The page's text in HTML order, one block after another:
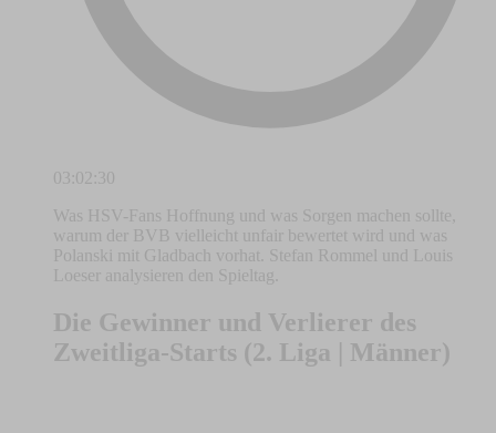
03:02:30
Was HSV-Fans Hoffnung und was Sorgen machen sollte,
warum der BVB vielleicht unfair bewertet wird und was
Polanski mit Gladbach vorhat. Stefan Rommel und Louis
Loeser analysieren den Spieltag.
Die Gewinner und Verlierer des
Zweitliga-Starts (2. Liga | Männer)